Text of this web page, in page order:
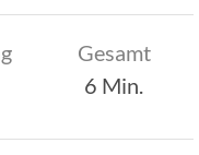
Gesamt
6 Minuten
Min.